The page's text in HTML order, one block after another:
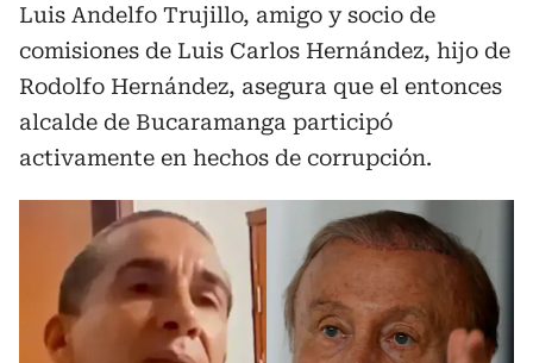
Luis Andelfo Trujillo, amigo y socio de
comisiones de Luis Carlos Hernández, hijo de
Rodolfo Hernández, asegura que el entonces
alcalde de Bucaramanga participó
activamente en hechos de corrupción.